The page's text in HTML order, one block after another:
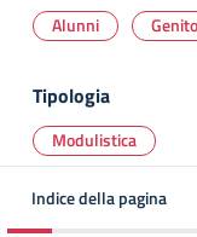
Alunni
Tipologia
Modulistica
Indice della pagina